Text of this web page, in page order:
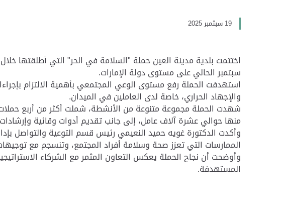
19 سبتمبر 2025
سبتمبر الحالي على مستوى دولة الإمارات.
استهدفت الحملة رفع مستوى الوعي المجتمعي بأهمية الالتزام
والإجهاد الحراري، خاصة لدى العاملين في الميدان.
شهدت الحملة مجموعة متنوعة من الأنشطة، شملت أكثر من أربع
منها حوالي عشرة آلاف عامل، إلى جانب تقديم أدوات وقائية
وأكدت الدكتورة غويه حميد النعيمي رئيس قسم التوعية والتواصل
الممارسات التي تعزز صحة وسلامة أفراد المجتمع، وتنسجم مع
وأوضحت أن نجاح الحملة يعكس التعاون المثمر مع الشركاء
المستهدفة.